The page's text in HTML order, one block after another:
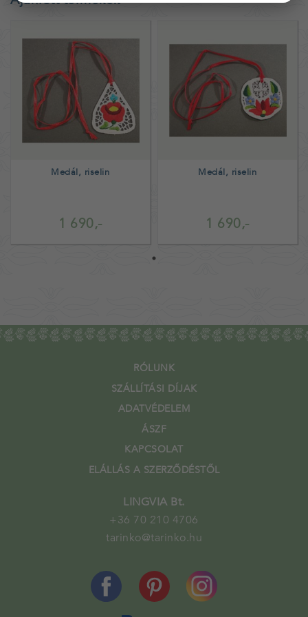
1 690,-
Medál, riselin
1 690,-
Medál, riselin
RÓLUNK
SZÁLLÍTÁSI DÍJAK
ADATVÉDELEM
ÁSZF
KAPCSOLAT
ELÁLLÁS A SZERZŐDÉSTŐL
LINGVIA Bt.
+36 70 210 4706
tarinko@tarinko.hu